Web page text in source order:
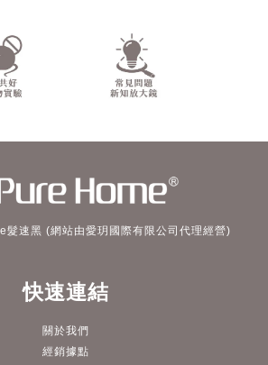
速黑 (網站由愛玥國際有限公司代理經營)
快速連結
關於我們
經銷據點